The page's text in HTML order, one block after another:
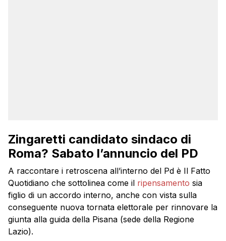
Zingaretti candidato sindaco di
Roma? Sabato l’annuncio del PD
A raccontare i retroscena all’interno del Pd è Il Fatto
Quotidiano che sottolinea come il ripensamento sia
figlio di un accordo interno, anche con vista sulla
conseguente nuova tornata elettorale per rinnovare la
giunta alla guida della Pisana (sede della Regione
Lazio).